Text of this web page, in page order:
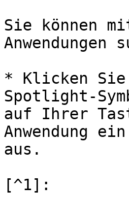
Sie können
* Klicken Sie
Spotlight-
auf Ihrer
Anwendung
aus.
[^1]: